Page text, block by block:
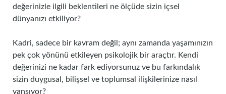
değerinizle ilgili beklentileri ne ölçüde sizin içsel
dünyanızı etkiliyor?
Kadri, sadece bir kavram değil; aynı zamanda yaşamınızın
pek çok yönünü etkileyen psikolojik bir araçtır. Kendi
değerinizi ne kadar fark ediyorsunuz ve bu farkındalık
sizin duygusal, bilişsel ve toplumsal ilişkilerinize nasıl
yansıyor?